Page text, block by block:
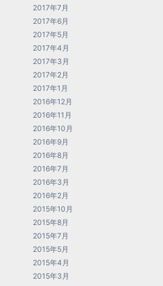
2017年7月
2017年6月
2017年5月
2017年4月
2017年3月
2017年2月
2017年1月
2016年12月
2016年11月
2016年10月
2016年9月
2016年8月
2016年7月
2016年3月
2016年2月
2015年10月
2015年8月
2015年7月
2015年5月
2015年4月
2015年3月